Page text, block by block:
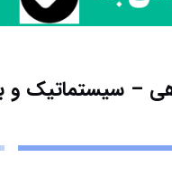
– سیستماتیک و